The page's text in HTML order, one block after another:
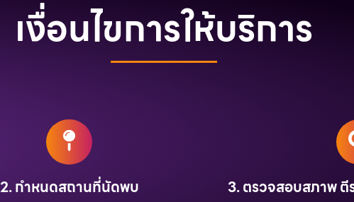
เงื่อนไขการให้บริการ
2. กำหนดสถานที่นัดพบ 3. ตรวจสอบสภาพ ตี